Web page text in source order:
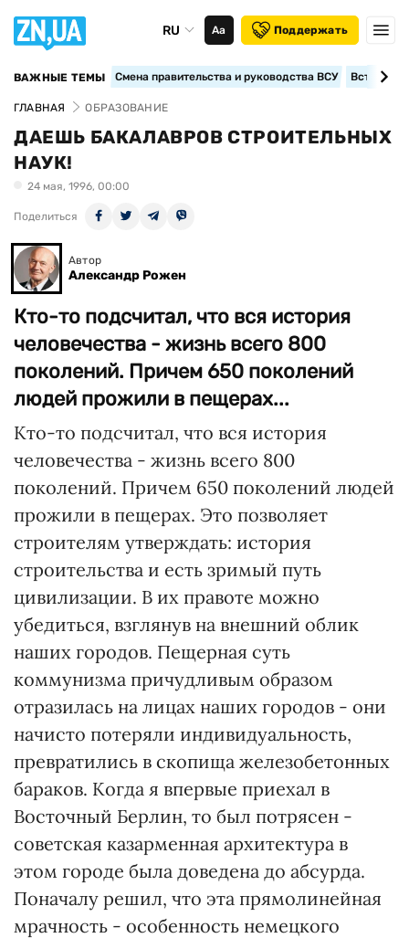
RU Аа Поддержать
ВАЖНЫЕ ТЕМЫ Смена правительства и руководства ВСУ
ГЛАВНАЯ ОБРАЗОВАНИЕ
ДАЕШЬ БАКАЛАВРОВ СТРОИТЕЛЬНЫХ
НАУК!
24 мая, 1996, 00:00
Поделиться
Автор
Александр Рожен
Кто-то подсчитал, что вся история
человечества - жизнь всего 800
поколений. Причем 650 поколений
людей прожили в пещерах...
Кто-то подсчитал, что вся история
человечества - жизнь всего 800
поколений. Причем 650 поколений людей
прожили в пещерах. Это позволяет
строителям утверждать: история
строительства и есть зримый путь
цивилизации. В их правоте можно
убедиться, взглянув на внешний облик
наших городов. Пещерная суть
коммунизма причудливым образом
отразилась на лицах наших городов - они
начисто потеряли индивидуальность,
превратились в скопища железобетонных
бараков. Когда я впервые приехал в
Восточный Берлин, то был потрясен -
советская казарменная архитектура в
этом городе была доведена до абсурда.
Поначалу решил, что эта прямолинейная
мрачность - особенность немецкого